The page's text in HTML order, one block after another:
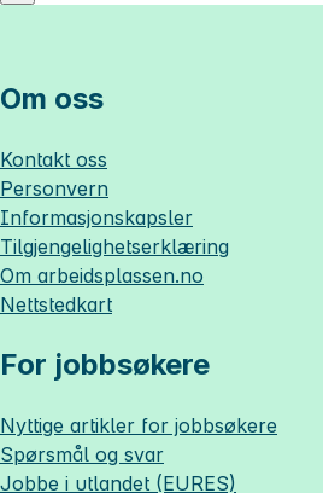
Om oss
Kontakt oss
Personvern
Informasjonskapsler
Tilgjengelighetserklæring
Om arbeidsplassen.no
Nettstedkart
For jobbsøkere
Nyttige artikler for jobbsøkere
Spørsmål og svar
Jobbe i utlandet (EURES)